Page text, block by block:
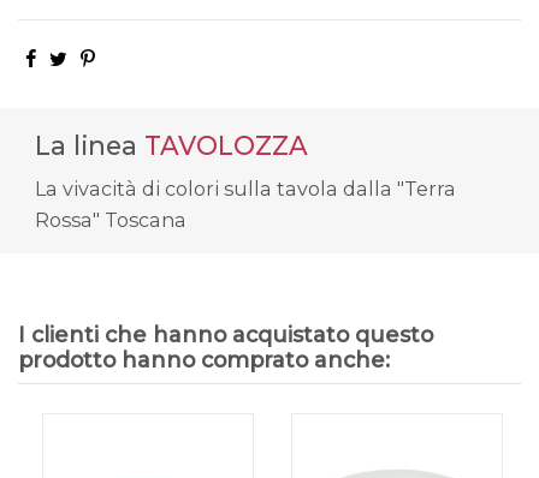
La linea TAVOLOZZA
La vivacità di colori sulla tavola dalla "Terra
Rossa" Toscana
I clienti che hanno acquistato questo
prodotto hanno comprato anche: